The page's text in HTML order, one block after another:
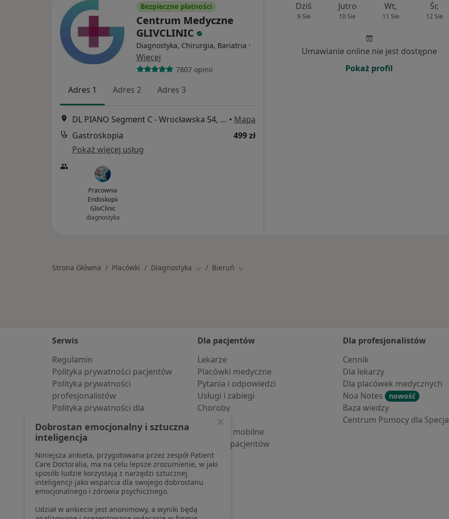
Bezpieczne płatności
Centrum Medyczne
GLIVCLINIC
Diagnostyka, Chirurgia, Bariatria ·
Więcej
7807 opinii
Adres 1 Adres 2 Adres 3
DL PIANO Segment C - Wrocławska 54, Katowice • Mapa
Gastroskopia
499 zł
Pokaż więcej usług
Pracownia
Endoskopii
GlivClinic
diagnostyka
Dziś
9 Sie
Jutro
10 Sie
Wt,
11 Sie
Śr,
12 Sie
Umawianie online nie jest dostępne
Pokaż profil
Strona Główna Placówki Diagnostyka Zmień miasto
Bieruń Zmień miasto
Serwis
Regulamin
Polityka prywatności pacjentów
Polityka prywatności
profesjonalistów
Polityka prywatności dla
pozyskaliśmy samodzielnie
Polityka cookies
Jak działają wyniki wyszukiwania
Dostępność
O nas
Praca Rekrutujemy!
Partnerzy
Centrum prasowe
Dla pacjentów
Lekarze
Placówki medyczne
Pytania i odpowiedzi
Usługi i zabiegi
Choroby
Pomoc
Aplikacje mobilne
Blog dla pacjentów
Dla profesjonalistów
Cennik
Dla lekarzy
Dla placówek medycznych
Noa Notes
nowość
Baza wiedzy
Centrum Pomocy dla
Dobrostan emocjonalny i sztuczna
inteligencja
Niniejsza ankieta, przygotowana przez zespół Patient
Care Doctoralia, ma na celu lepsze zrozumienie, w jaki
sposób ludzie korzystają z narzędzi sztucznej
inteligencji jako wsparcia dla swojego dobrostanu
emocjonalnego i zdrowia psychicznego.
Udział w ankiecie jest anonimowy, a wyniki będą